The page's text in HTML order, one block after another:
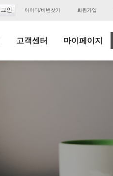
아이디/비번찾기 회원가입
고객센터 마이페이지